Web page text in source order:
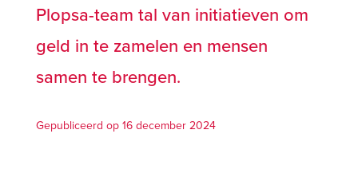
Plopsa-team tal van initiatieven om
geld in te zamelen en mensen
samen te brengen.
Gepubliceerd op 16 december 2024